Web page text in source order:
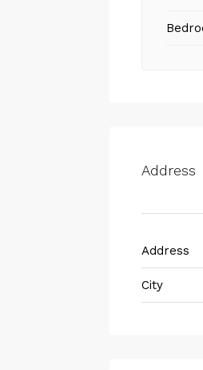
Address
Address
City